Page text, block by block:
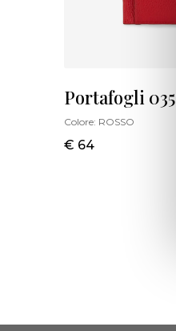
Portafogli 035
Colore: ROSSO
€ 64